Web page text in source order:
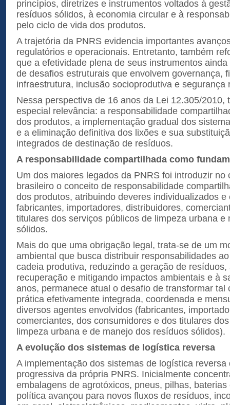
princípios, diretrizes e instrumentos voltados à
resíduos sólidos, à economia circular e à
pelo ciclo de vida dos produtos.
A trajetória da PNRS evidencia importantes
regulatórios e operacionais. Entretanto, também
que a efetividade plena de seus instrumentos
de desafios estruturais que envolvem governança,
infraestrutura, inclusão socioprodutiva e segurança
Nessa perspectiva de 16 anos da Lei 12.305/2010,
especial relevância: a responsabilidade
dos produtos, a implementação gradual dos
e a eliminação definitiva dos lixões e sua
integrados de destinação de resíduos.
A responsabilidade compartilhada como
Um dos maiores legados da PNRS foi introduzir no
brasileiro o conceito de responsabilidade
dos produtos, atribuindo deveres individualizados e
fabricantes, importadores, distribuidores,
titulares dos serviços públicos de limpeza urbana e
sólidos.
Mais do que uma obrigação legal, trata-se de um
ambiental que busca distribuir responsabilidades
cadeia produtiva, reduzindo a geração de resíduos,
recuperação e mitigando impactos ambientais e à
anos, permanece atual o desafio de transformar tal
prática efetivamente integrada, coordenada e
diversos agentes envolvidos (fabricantes,
comerciantes, dos consumidores e dos titulares
limpeza urbana e de manejo dos resíduos sólidos).
A evolução dos sistemas de logística reversa
A implementação dos sistemas de logística
progressiva da própria PNRS. Inicialmente
embalagens de agrotóxicos, pneus, pilhas,
política avançou para novos fluxos de resíduos,